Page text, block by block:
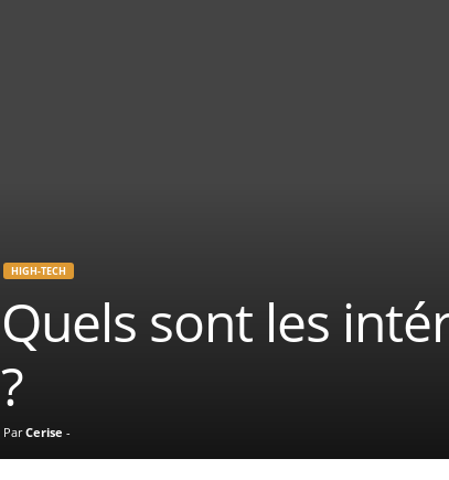
HIGH-TECH
Quels sont les
?
Par Cerise -